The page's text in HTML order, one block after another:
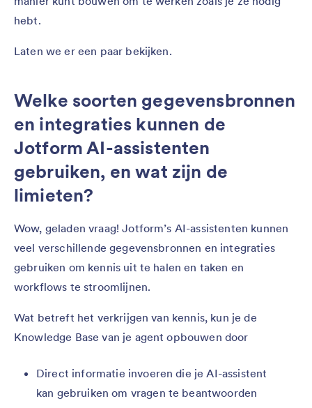
hebt.
Laten we er een paar bekijken.
Welke soorten gegevensbronnen
en integraties kunnen de
Jotform AI-assistenten
gebruiken, en wat zijn de
limieten?
Wow, geladen vraag! Jotform’s AI-assistenten kunnen
veel verschillende gegevensbronnen en integraties
gebruiken om kennis uit te halen en taken en
workflows te stroomlijnen.
Wat betreft het verkrijgen van kennis, kun je de
Knowledge Base van je agent opbouwen door
Direct informatie invoeren die je AI-assistent
kan gebruiken om vragen te beantwoorden